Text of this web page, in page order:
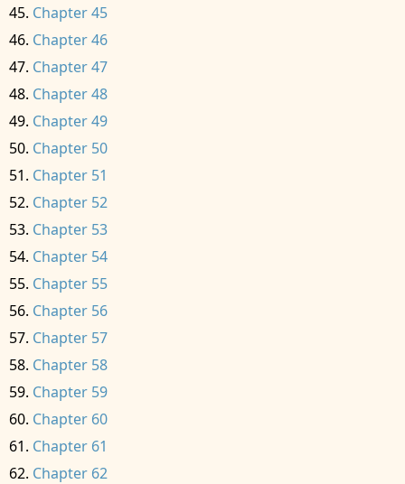
Chapter 45
Chapter 46
Chapter 47
Chapter 48
Chapter 49
Chapter 50
Chapter 51
Chapter 52
Chapter 53
Chapter 54
Chapter 55
Chapter 56
Chapter 57
Chapter 58
Chapter 59
Chapter 60
Chapter 61
Chapter 62